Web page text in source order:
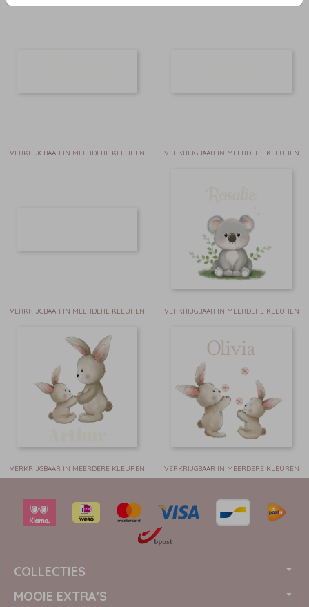
VERKRIJGBAAR IN MEERDERE KLEUREN VERKRIJGBAAR IN MEERDERE KLEUREN
VERKRIJGBAAR IN MEERDERE KLEUREN VERKRIJGBAAR IN MEERDERE KLEUREN
VERKRIJGBAAR IN MEERDERE KLEUREN VERKRIJGBAAR IN MEERDERE KLEUREN
COLLECTIES
MOOIE EXTRA'S